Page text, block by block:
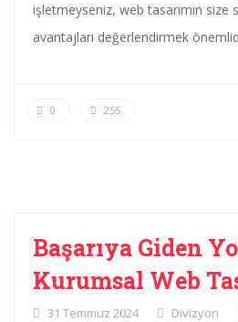
işletmeyseniz, web tasarımın size
avantajları değerlendirmek
0 255
Başarıya Giden
Kurumsal Web
31 Temmuz 2024 Divizyon